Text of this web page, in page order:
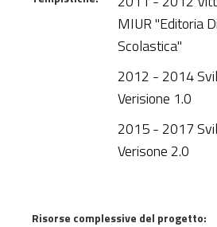
MIUR "Editoria
Scolastica"
2012 - 2014
Verisione 1.0
2015 - 2017
Verisone 2.0
Risorse complessive del progetto: